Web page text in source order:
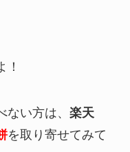
！
い方は、 楽天
を取り寄せてみて